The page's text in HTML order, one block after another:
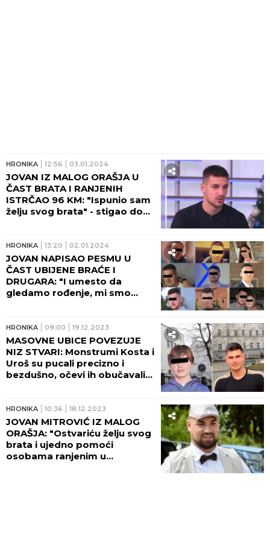
HRONIKA 12:56 03.01.2024
JOVAN IZ MALOG ORAŠJA U
ČAST BRATA I RANJENIH
ISTRČAO 96 KM: "Ispunio sam
želju svog brata" - stigao do
HRONIKA 13:20 02.01.2024
JOVAN NAPISAO PESMU U
ČAST UBIJENE BRAĆE I
DRUGARA: "I umesto da
gledamo rođenje, mi smo
HRONIKA 09:00 19.12.2023
MASOVNE UBICE POVEZUJE
NIZ STVARI: Monstrumi Kosta i
Uroš su pucali precizno i
bezdušno, očevi ih obučavali...
HRONIKA 10:36 18.12.2023
JOVAN MITROVIĆ IZ MALOG
ORAŠJA: "Ostvariću želju svog
brata i ujedno pomoći
osobama ranjenim u